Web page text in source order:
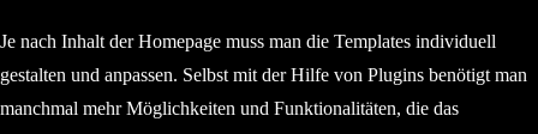
Je nach Inhalt der Homepage muss man die Templates individuell
gestalten und anpassen. Selbst mit der Hilfe von Plugins benötigt man
manchmal mehr Möglichkeiten und Funktionalitäten, die das